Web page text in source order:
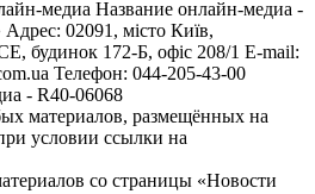
медиа Название онлайн-медиа -
02091, місто Київ,
172-Б, офіс 208/1 E-mail:
Телефон: 044-205-43-00
- R40-06068
материалов, размещённых на
условии ссылки на
со страницы «Новости